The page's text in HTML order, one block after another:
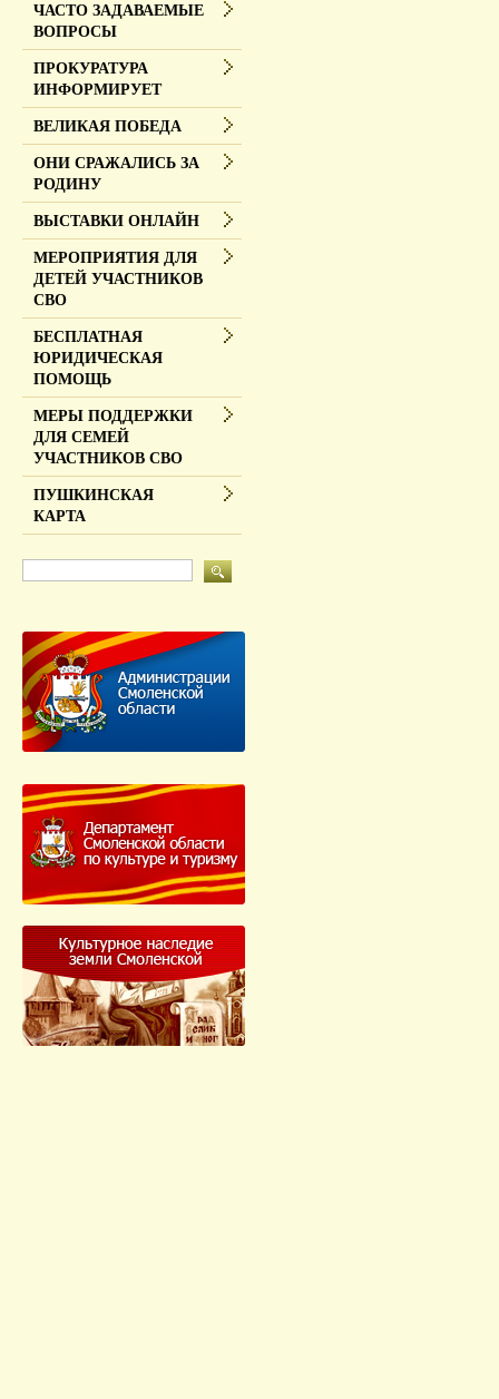
ЧАСТО ЗАДАВАЕМЫЕ
ВОПРОСЫ
ПРОКУРАТУРА
ИНФОРМИРУЕТ
ВЕЛИКАЯ ПОБЕДА
ОНИ СРАЖАЛИСЬ ЗА
РОДИНУ
ВЫСТАВКИ ОНЛАЙН
МЕРОПРИЯТИЯ ДЛЯ
ДЕТЕЙ УЧАСТНИКОВ
СВО
БЕСПЛАТНАЯ
ЮРИДИЧЕСКАЯ
ПОМОЩЬ
МЕРЫ ПОДДЕРЖКИ
ДЛЯ СЕМЕЙ
УЧАСТНИКОВ СВО
ПУШКИНСКАЯ
КАРТА